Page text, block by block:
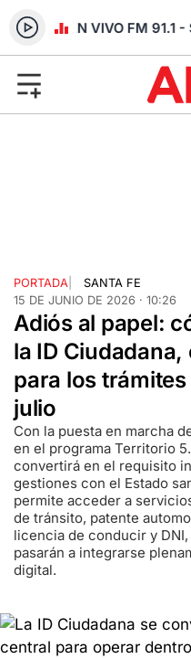
RADIO EN VIVO FM 91.1 -
PORTADA
SANTA FE
15 DE JUNIO DE 2026 · 10:26
Adiós al papel:
la ID
para los
julio
Con la puesta en marcha
en el programa Territorio
convertirá en el requisito
gestiones con el Estado
permite acceder a
de tránsito, patente
licencia de conducir y
pasarán a integrarse
digital.